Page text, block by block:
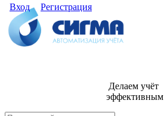
Вход Регистрация
Делаем учёт
эффективным